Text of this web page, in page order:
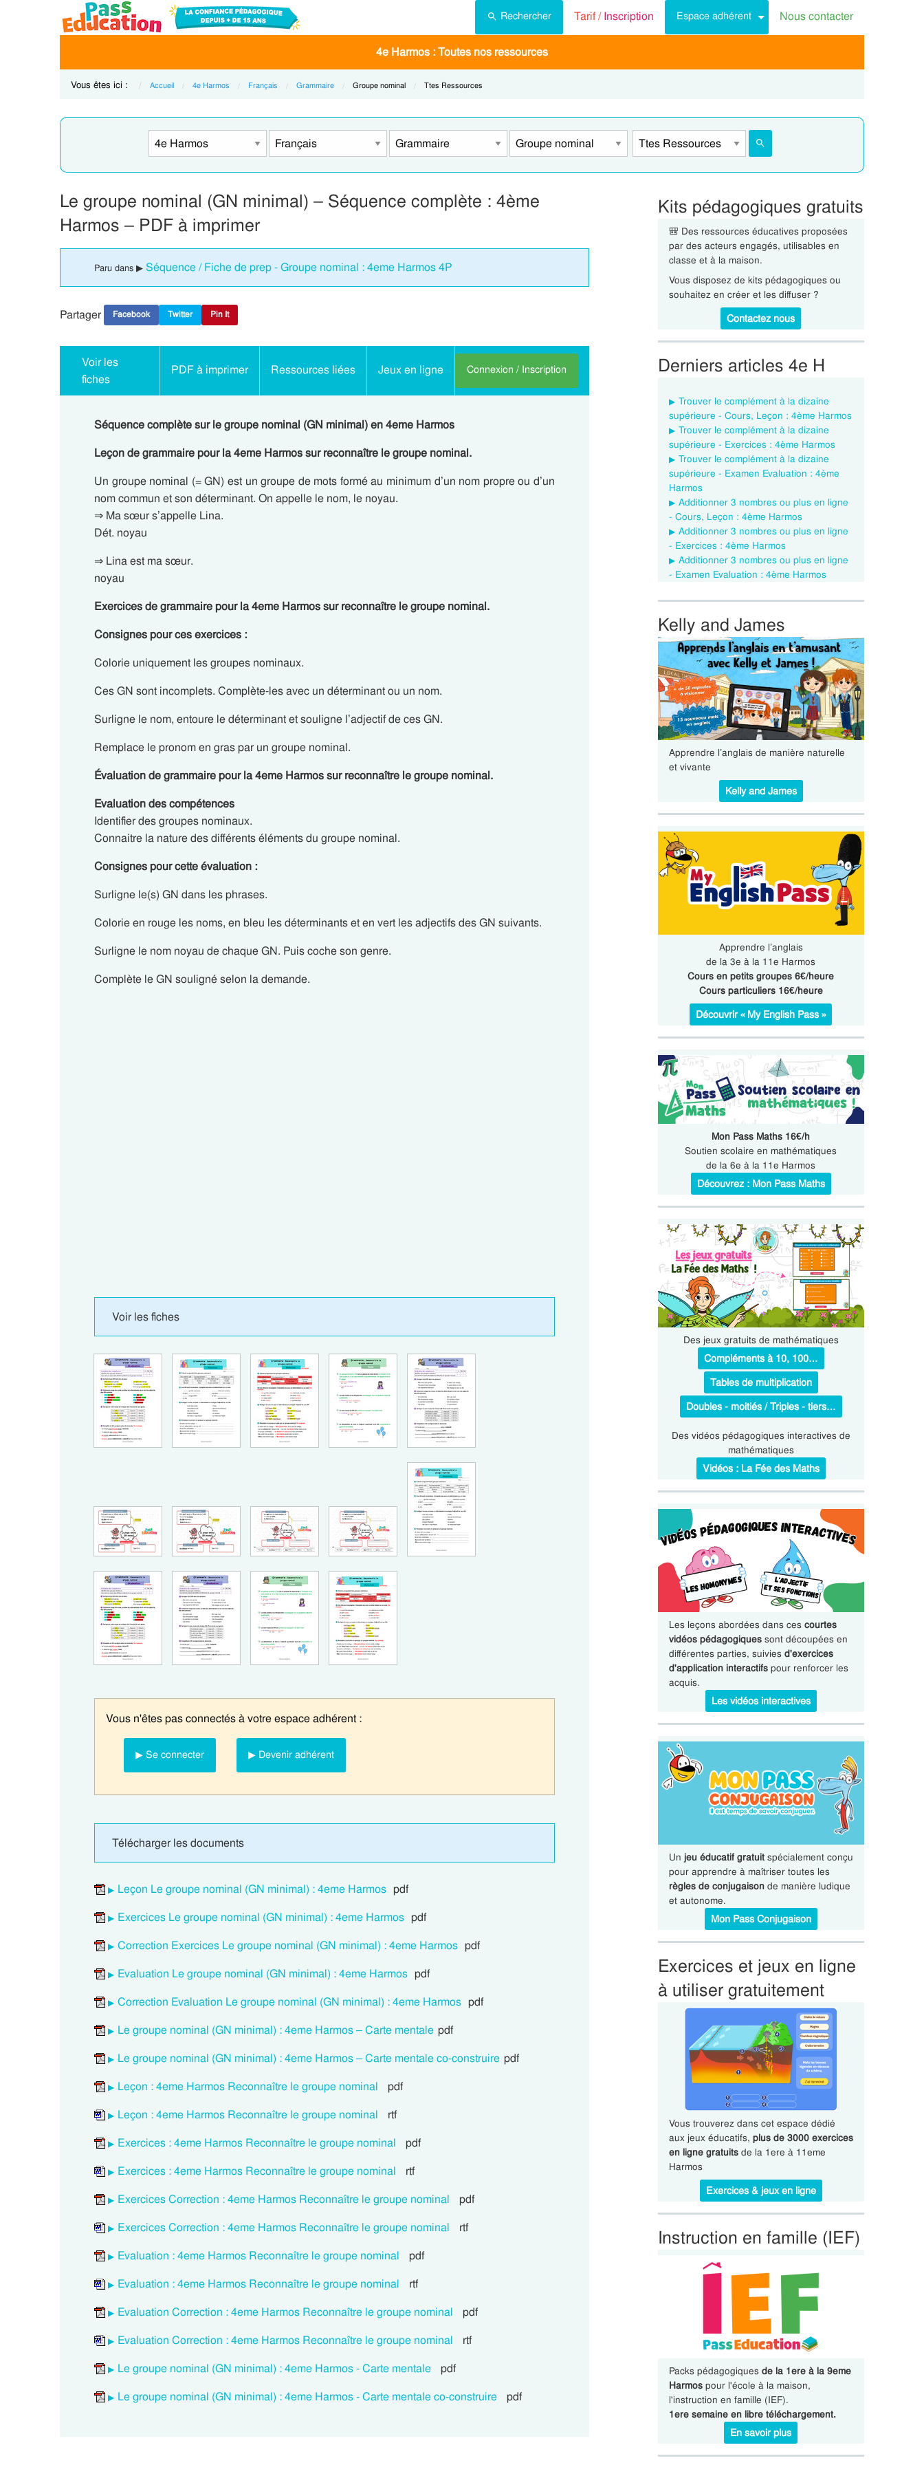
Rechercher Tarif /Inscription Espace adhérent Nous contacter
4e Harmos : Toutes nos ressources
Vous êtes ici : Accueil 4e Harmos Français Grammaire Current:
Groupe nominal Current:
Ttes Ressources
Le groupe nominal (GN minimal) – Séquence complète : 4ème
Harmos – PDF à imprimer
Paru dans ▶ Séquence / Fiche de prep - Groupe nominal : 4eme Harmos 4P
Partager Facebook Twitter Pin It
Voir les
fiches
PDF à imprimer Ressources liées Jeux en ligne Connexion / Inscription
Séquence complète sur le groupe nominal (GN minimal) en 4eme Harmos
Leçon de grammaire pour la 4eme Harmos sur reconnaître le groupe nominal.
Un groupe nominal (= GN) est un groupe de mots formé au minimum d’un nom propre ou d’un
nom commun et son déterminant. On appelle le nom, le noyau.
⇒ Ma sœur s’appelle Lina.
Dét. noyau
⇒ Lina est ma sœur.
noyau
Exercices de grammaire pour la 4eme Harmos sur reconnaître le groupe nominal.
Consignes pour ces exercices :
Colorie uniquement les groupes nominaux.
Ces GN sont incomplets. Complète-les avec un déterminant ou un nom.
Surligne le nom, entoure le déterminant et souligne l’adjectif de ces GN.
Remplace le pronom en gras par un groupe nominal.
Évaluation de grammaire pour la 4eme Harmos sur reconnaître le groupe nominal.
Evaluation des compétences
Identifier des groupes nominaux.
Connaitre la nature des différents éléments du groupe nominal.
Consignes pour cette évaluation :
Surligne le(s) GN dans les phrases.
Colorie en rouge les noms, en bleu les déterminants et en vert les adjectifs des GN suivants.
Surligne le nom noyau de chaque GN. Puis coche son genre.
Complète le GN souligné selon la demande.
Voir les fiches
Vous n'êtes pas connectés à votre espace adhérent :
▶ Se connecter ▶ Devenir adhérent
Télécharger les documents
Leçon Le groupe nominal (GN minimal) : 4eme Harmos pdf
Exercices Le groupe nominal (GN minimal) : 4eme Harmos pdf
Correction Exercices Le groupe nominal (GN minimal) : 4eme Harmos pdf
Evaluation Le groupe nominal (GN minimal) : 4eme Harmos pdf
Correction Evaluation Le groupe nominal (GN minimal) : 4eme Harmos pdf
Le groupe nominal (GN minimal) : 4eme Harmos – Carte mentale pdf
Le groupe nominal (GN minimal) : 4eme Harmos – Carte mentale co-construire pdf
Leçon : 4eme Harmos Reconnaître le groupe nominal
pdf
Leçon : 4eme Harmos Reconnaître le groupe nominal
rtf
Exercices : 4eme Harmos Reconnaître le groupe nominal
pdf
Exercices : 4eme Harmos Reconnaître le groupe nominal
rtf
Exercices Correction : 4eme Harmos Reconnaître le groupe nominal
pdf
Exercices Correction : 4eme Harmos Reconnaître le groupe nominal
rtf
Evaluation : 4eme Harmos Reconnaître le groupe nominal
pdf
Evaluation : 4eme Harmos Reconnaître le groupe nominal
rtf
Evaluation Correction : 4eme Harmos Reconnaître le groupe nominal
pdf
Evaluation Correction : 4eme Harmos Reconnaître le groupe nominal
rtf
Le groupe nominal (GN minimal) : 4eme Harmos - Carte mentale pdf
Le groupe nominal (GN minimal) : 4eme Harmos - Carte mentale co-construire pdf
Kits pédagogiques gratuits
🎒 Des ressources éducatives proposées
par des acteurs engagés, utilisables en
classe et à la maison.
Vous disposez de kits pédagogiques ou
souhaitez en créer et les diffuser ?
Contactez nous
Derniers articles 4e H
Trouver le complément à la dizaine
supérieure - Cours, Leçon : 4ème Harmos
Trouver le complément à la dizaine
supérieure - Exercices : 4ème Harmos
Trouver le complément à la dizaine
supérieure - Examen Evaluation : 4ème
Harmos
Additionner 3 nombres ou plus en ligne
- Cours, Leçon : 4ème Harmos
Additionner 3 nombres ou plus en ligne
- Exercices : 4ème Harmos
Additionner 3 nombres ou plus en ligne
- Examen Evaluation : 4ème Harmos
Kelly and James
Apprendre l’anglais de manière naturelle
et vivante
Kelly and James
Apprendre l’anglais
de la 3e à la 11e Harmos
Cours en petits groupes 6€/heure
Cours particuliers 16€/heure
Découvrir « My English Pass »
Mon Pass Maths 16€/h
Soutien scolaire en mathématiques
de la 6e à la 11e Harmos
Découvrez : Mon Pass Maths
Des jeux gratuits de mathématiques
Compléments à 10, 100…
Tables de multiplication
Doubles - moitiés / Triples - tiers…
Des vidéos pédagogiques interactives de
mathématiques
Vidéos : La Fée des Maths
Les leçons abordées dans ces courtes
vidéos pédagogiquessont découpées en
différentes parties, suivies d'exercices
d'application interactifspour renforcer les
acquis.
Les vidéos interactives
Un jeu éducatif gratuitspécialement conçu
pour apprendre à maîtriser toutes les
règles de conjugaisonde manière ludique
et autonome.
Mon Pass Conjugaison
Exercices et jeux en ligne
à utiliser gratuitement
Vous trouverez dans cet espace dédié
aux jeux éducatifs, plus de 3000 exercices
en ligne gratuitsde la 1ere à 11eme
Harmos
Exercices & jeux en ligne
Instruction en famille (IEF)
Packs pédagogiques de la 1ere à la 9eme
Harmospour l'école à la maison,
l'instruction en famille (IEF).
1ere semaine en libre téléchargement.
En savoir plus